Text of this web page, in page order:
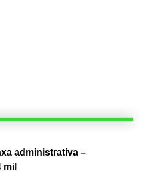
administrativa –
mil